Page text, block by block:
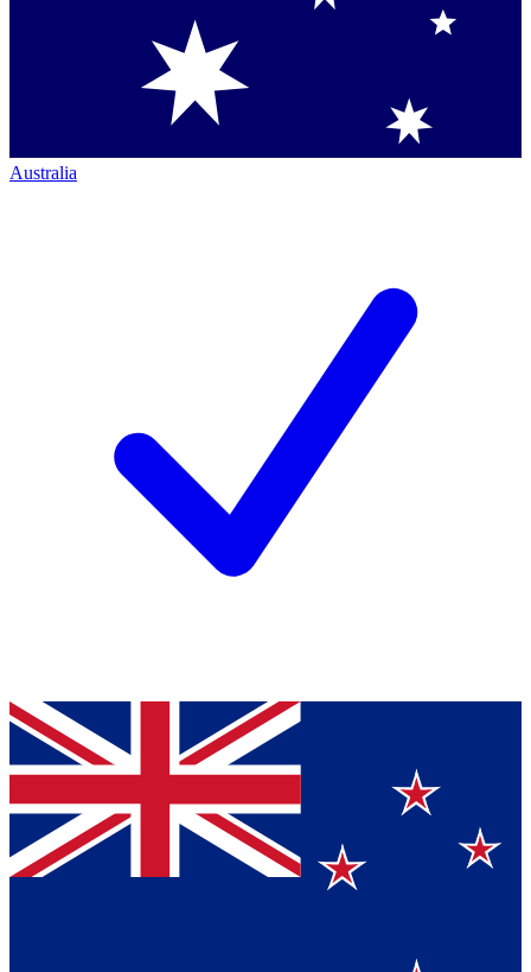
Australia